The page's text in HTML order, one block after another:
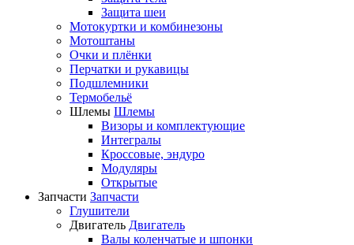
Защита шеи
Мотокуртки и комбинезоны
Мотоштаны
Очки и плёнки
Перчатки и рукавицы
Подшлемники
Термобельё
Шлемы Шлемы
Визоры и комплектующие
Интегралы
Кроссовые, эндуро
Модуляры
Открытые
Запчасти Запчасти
Глушители
Двигатель Двигатель
Валы коленчатые и шпонки